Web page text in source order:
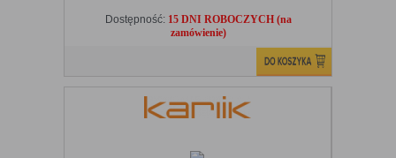
Dostępność: 15 DNI ROBOCZYCH (na
zamówienie)